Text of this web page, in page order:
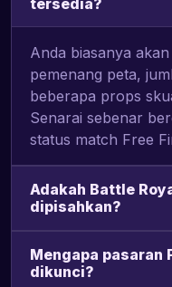
tersedia?
Anda biasanya
pemenang peta,
beberapa props
Senarai sebenar
status match Free
Adakah Battle
dipisahkan?
Mengapa pasaran
dikunci?